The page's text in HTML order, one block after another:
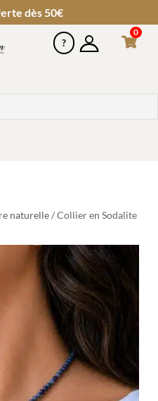
dès 50€
0
naturelle/ Collier en Sodalite